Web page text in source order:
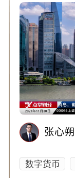
张心朔
数字货币